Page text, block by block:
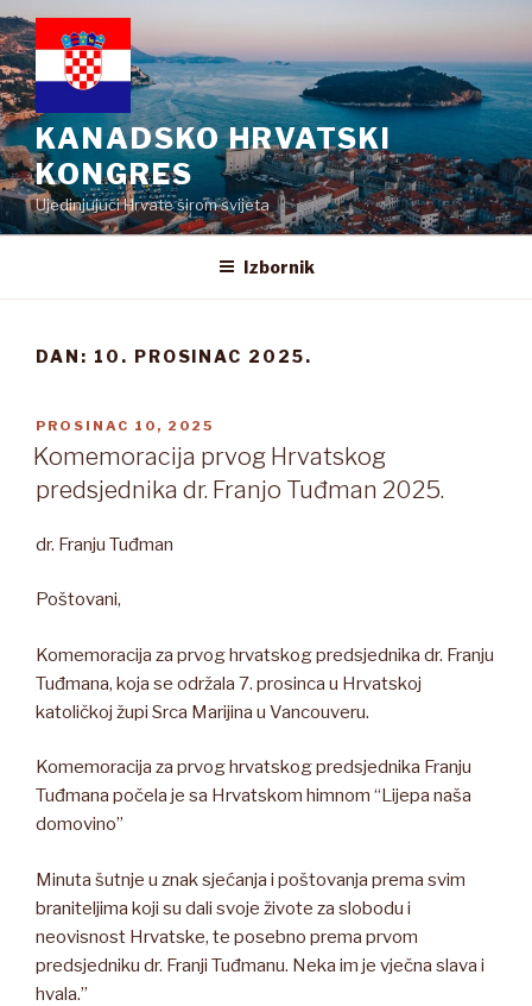
Preskoči
na
sadržaj
KANADSKO HRVATSKI
KONGRES
Ujedinjujući Hrvate širom svijeta
Izbornik
DAN: 10. PROSINAC 2025.
OBJAVLJENO
PROSINAC 10, 2025
Komemoracija prvog Hrvatskog
predsjednika dr. Franjo Tuđman 2025.
dr. Franju Tuđman
Poštovani,
Komemoracija za prvog hrvatskog predsjednika dr. Franju
Tuđmana, koja se održala 7. prosinca u Hrvatskoj
katoličkoj župi Srca Marijina u Vancouveru.
Komemoracija za prvog hrvatskog predsjednika Franju
Tuđmana počela je sa Hrvatskom himnom “Lijepa naša
domovino”
Minuta šutnje u znak sjećanja i poštovanja prema svim
braniteljima koji su dali svoje živote za slobodu i
neovisnost Hrvatske, te posebno prema prvom
predsjedniku dr. Franji Tuđmanu. Neka im je vječna slava i
hvala.”